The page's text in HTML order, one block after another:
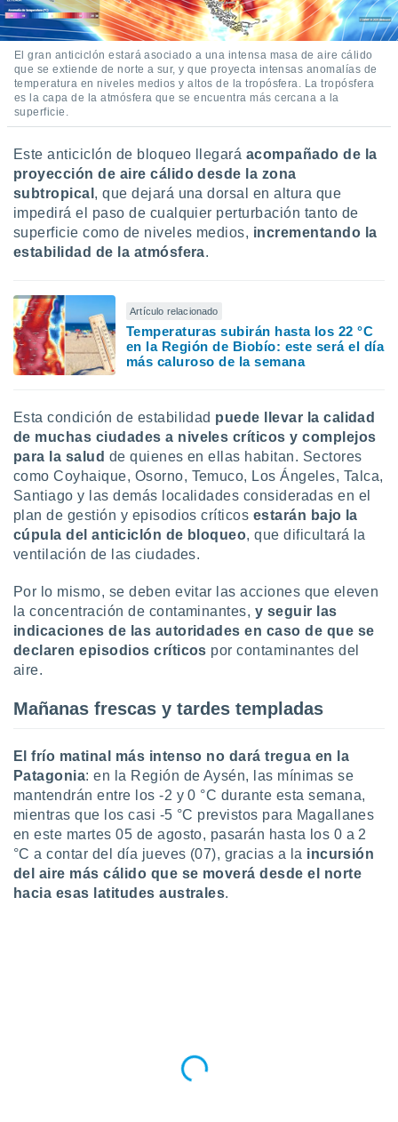
únicos
similares
este sitio
IP
de
traten tus
en
Para
su
u
datos
en
en
un
o acceder
datos
perfiles
utilizar
crear un
uso de
la
contenido
El gran anticiclón estará asociado a una intensa masa de aire cálido
que se extiende de norte a sur, y que proyecta intensas anomalías de
temperatura en niveles medios y altos de la tropósfera. La tropósfera
es la capa de la atmósfera que se encuentra más cercana a la
superficie.
Este anticiclón de bloqueo llegará acompañado de la
proyección de aire cálido desde la zona
subtropical , que dejará una dorsal en altura que
impedirá el paso de cualquier perturbación tanto de
superficie como de niveles medios, incrementando la
estabilidad de la atmósfera.
Artículo relacionado
Temperaturas subirán hasta los 22 °C
en la Región de Biobío: este será el día
más caluroso de la semana
Esta condición de estabilidad puede llevar la calidad
de muchas ciudades a niveles críticos y complejos
para la salud de quienes en ellas habitan. Sectores
como Coyhaique, Osorno, Temuco, Los Ángeles, Talca,
Santiago y las demás localidades consideradas en el
plan de gestión y episodios críticos estarán bajo la
cúpula del anticiclón de bloqueo, que dificultará la
ventilación de las ciudades.
Por lo mismo, se deben evitar las acciones que eleven
la concentración de contaminantes, y seguir las
indicaciones de las autoridades en caso de que se
declaren episodios críticos por contaminantes del
aire.
Mañanas frescas y tardes templadas
El frío matinal más intenso no dará tregua en la
Patagonia: en la Región de Aysén, las mínimas se
mantendrán entre los -2 y 0 °C durante esta semana,
mientras que los casi -5 °C previstos para Magallanes
en este martes 05 de agosto, pasarán hasta los 0 a 2
°C a contar del día jueves (07), gracias a la incursión
del aire más cálido que se moverá desde el norte
hacia esas latitudes australes.